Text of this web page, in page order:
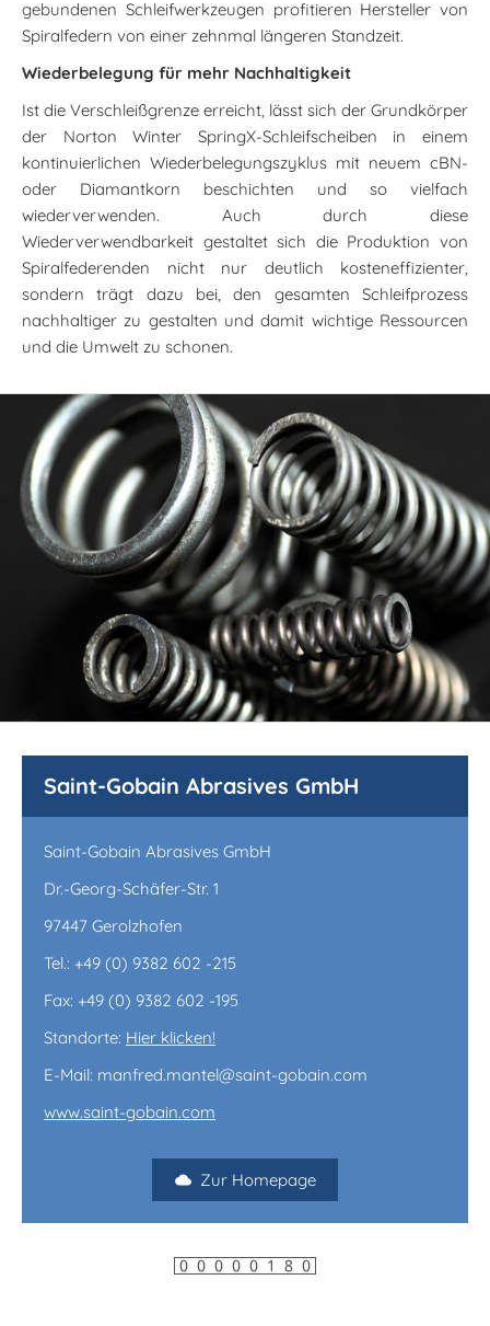
gebundenen Schleifwerkzeugen profitieren Hersteller von
Spiralfedern von einer zehnmal längeren Standzeit.
Wiederbelegung für mehr Nachhaltigkeit
Ist die Verschleißgrenze erreicht, lässt sich der Grundkörper
der Norton Winter SpringX-Schleifscheiben in einem
kontinuierlichen Wiederbelegungszyklus mit neuem cBN-
oder Diamantkorn beschichten und so vielfach
wiederverwenden. Auch durch diese
Wiederverwendbarkeit gestaltet sich die Produktion von
Spiralfederenden nicht nur deutlich kosteneffizienter,
sondern trägt dazu bei, den gesamten Schleifprozess
nachhaltiger zu gestalten und damit wichtige Ressourcen
und die Umwelt zu schonen.
Saint-Gobain Abrasives GmbH
Saint-Gobain Abrasives GmbH
Dr.-Georg-Schäfer-Str. 1
97447 Gerolzhofen
Tel.: +49 (0) 9382 602 -215
Fax: +49 (0) 9382 602 -195
Standorte: Hier klicken!
E-Mail: manfred.mantel@saint-gobain.com
www.saint-gobain.com
Zur Homepage